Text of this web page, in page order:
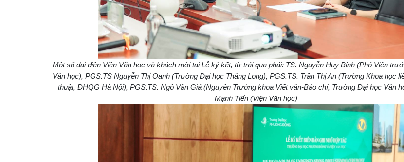
Một số đại diện Viện Văn học và khách mời tại Lễ ký kết, từ trái qua phải: TS. Nguyễn Huy Bỉnh (Phó Viện
Văn học), PGS.TS Nguyễn Thị Oanh (Trường Đại học Thăng Long), PGS.TS. Trần Thị An (Trường Khoa học
thuật, ĐHQG Hà Nội), PGS.TS. Ngô Văn Giá (Nguyên Trưởng khoa Viết văn-Báo chí, Trường Đại học Văn
Mạnh Tiến (Viện Văn học)